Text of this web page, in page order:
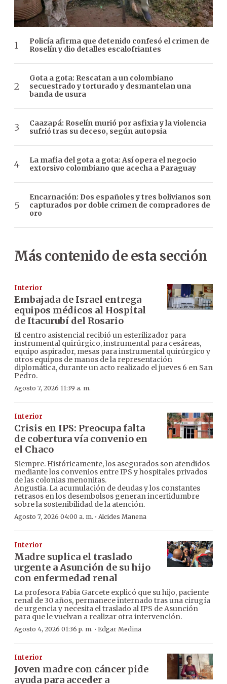
Policía afirma que detenido confesó el crimen de
Roselín y dio detalles escalofriantes
Gota a gota: Rescatan a un colombiano
secuestrado y torturado y desmantelan una
banda de usura
Caazapá: Roselín murió por asfixia y la violencia
sufrió tras su deceso, según autopsia
La mafia del gota a gota: Así opera el negocio
extorsivo colombiano que acecha a Paraguay
Encarnación: Dos españoles y tres bolivianos son
capturados por doble crimen de compradores de
oro
Más contenido de esta sección
Interior
Embajada de Israel entrega
equipos médicos al Hospital
de Itacurubí del Rosario
El centro asistencial recibió un esterilizador para
instrumental quirúrgico, instrumental para cesáreas,
equipo aspirador, mesas para instrumental quirúrgico y
otros equipos de manos de la representación
diplomática, durante un acto realizado el jueves 6 en San
Pedro.
Agosto 7, 2026 11:39 a. m.
Interior
Crisis en IPS: Preocupa falta
de cobertura vía convenio en
el Chaco
Siempre. Históricamente, los asegurados son atendidos
mediante los convenios entre IPS y hospitales privados
de las colonias menonitas.
Angustia. La acumulación de deudas y los constantes
retrasos en los desembolsos generan incertidumbre
sobre la sostenibilidad de la atención.
Agosto 7, 2026 04:00 a. m. · Alcides Manena
Interior
Madre suplica el traslado
urgente a Asunción de su hijo
con enfermedad renal
La profesora Fabia Garcete explicó que su hijo, paciente
renal de 30 años, permanece internado tras una cirugía
de urgencia y necesita el traslado al IPS de Asunción
para que le vuelvan a realizar otra intervención.
Agosto 4, 2026 01:36 p. m. · Edgar Medina
Interior
Joven madre con cáncer pide
ayuda para acceder a